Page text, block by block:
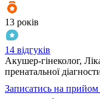
13 років
14 відгуків
Акушер-гінеколог,
пренатальної
Записатись на прийом